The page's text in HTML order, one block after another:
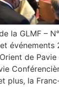
la GLMF –
événements
de
plus, la